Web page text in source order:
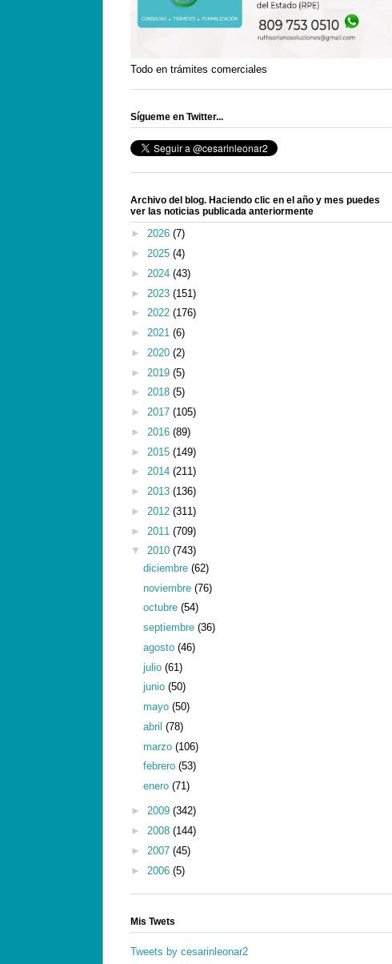
Todo en trámites comerciales
Sígueme en Twitter...
Archivo del blog. Haciendo clic en el año y mes puedes
ver las noticias publicada anteriormente
► 2026 (7)
► 2025 (4)
► 2024 (43)
► 2023 (151)
► 2022 (176)
► 2021 (6)
► 2020 (2)
► 2019 (5)
► 2018 (5)
► 2017 (105)
► 2016 (89)
► 2015 (149)
► 2014 (211)
► 2013 (136)
► 2012 (311)
► 2011 (709)
▼ 2010 (743)
diciembre (62)
noviembre (76)
octubre (54)
septiembre (36)
agosto (46)
julio (61)
junio (50)
mayo (50)
abril (78)
marzo (106)
febrero (53)
enero (71)
► 2009 (342)
► 2008 (144)
► 2007 (45)
► 2006 (5)
Mis Twets
Tweets by cesarinleonar2